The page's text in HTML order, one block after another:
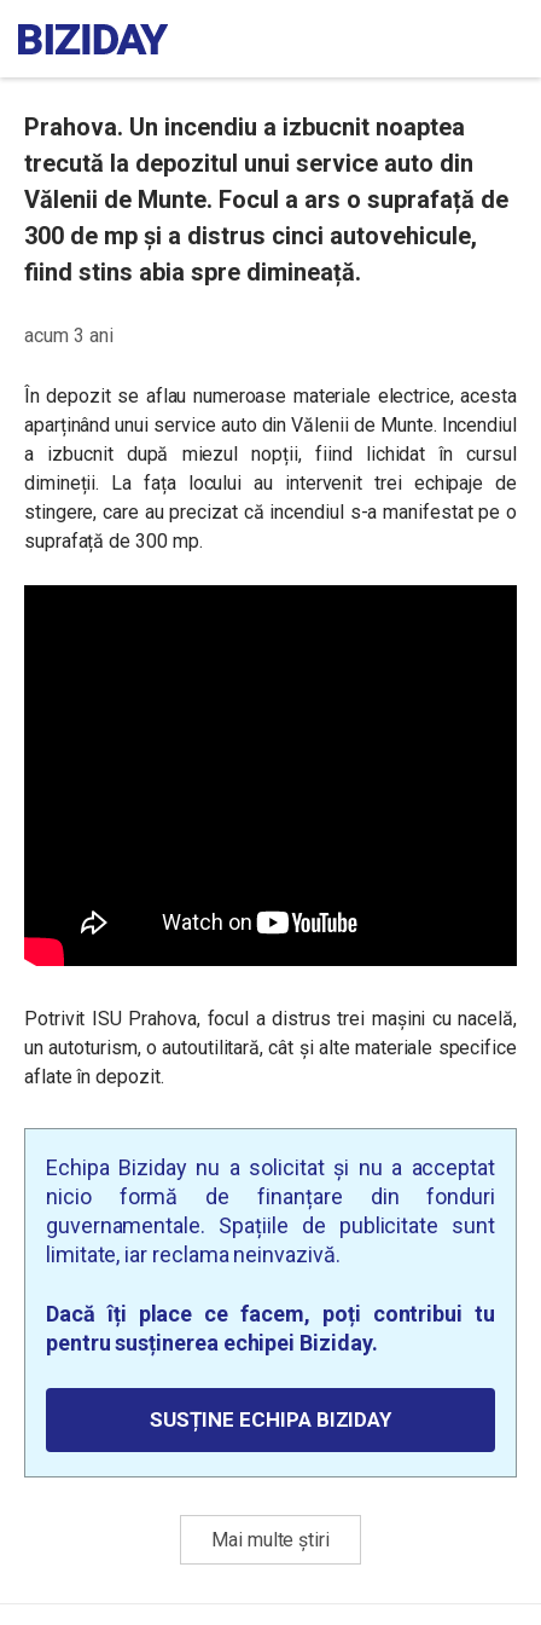
Prahova. Un incendiu a izbucnit noaptea
trecută la depozitul unui service auto din
Vălenii de Munte. Focul a ars o suprafață de
300 de mp și a distrus cinci autovehicule,
fiind stins abia spre dimineață.
acum 3 ani
În depozit se aflau numeroase materiale electrice, acesta
aparținând unui service auto din Vălenii de Munte. Incendiul
a izbucnit după miezul nopții, fiind lichidat în cursul
dimineții. La fața locului au intervenit trei echipaje de
stingere, care au precizat că incendiul s-a manifestat pe o
suprafață de 300 mp.
Potrivit ISU Prahova, focul a distrus trei mașini cu nacelă,
un autoturism, o autoutilitară, cât și alte materiale specifice
aflate în depozit.
Echipa Biziday nu a solicitat și nu a acceptat
nicio formă de finanțare din fonduri
guvernamentale. Spațiile de publicitate sunt
limitate, iar reclama neinvazivă.
Dacă îți place ce facem, poți contribui tu
pentru susținerea echipei Biziday.
SUSȚINE ECHIPA BIZIDAY
Mai multe știri